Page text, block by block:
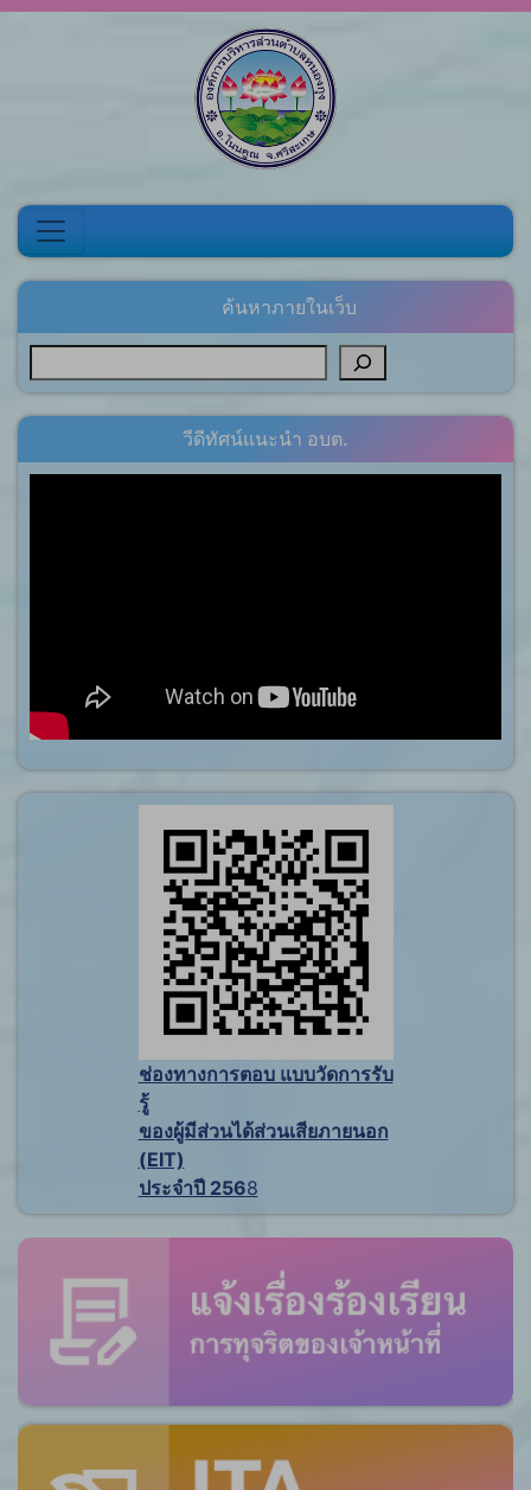
ค้นหาภายในเว็บ
วีดีทัศน์แนะนำ อบต.
ช่องทางการตอบ แบบวัดการรับ
รู้
ของผู้มีส่วนได้ส่วนเสียภายนอก
(EIT)
ประจำปี 2568